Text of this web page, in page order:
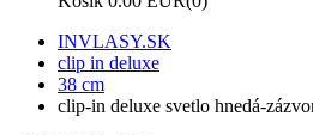
INVLASY.SK
clip in deluxe
38 cm
clip-in deluxe svetlo hnedá-